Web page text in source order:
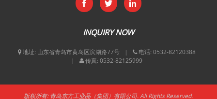
INQUIRY NOW
地址: 山东省青岛市黄岛区滨湖路77号 电话: 0532-82120388
传真: 0532-82125999
版权所有: 青岛东方工业品（集团）有限公司. All Rights Reserved.